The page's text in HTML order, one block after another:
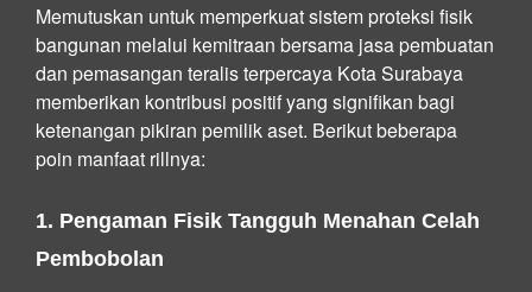
Memutuskan untuk memperkuat sistem proteksi fisik
bangunan melalui kemitraan bersama jasa pembuatan
dan pemasangan teralis terpercaya Kota Surabaya
memberikan kontribusi positif yang signifikan bagi
ketenangan pikiran pemilik aset. Berikut beberapa
poin manfaat rillnya:
1. Pengaman Fisik Tangguh Menahan Celah
Pembobolan